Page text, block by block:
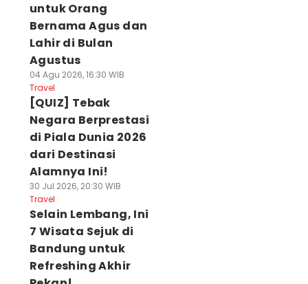
untuk Orang
Bernama Agus dan
Lahir di Bulan
Agustus
04 Agu 2026, 16:30 WIB
Travel
[QUIZ] Tebak
Negara Berprestasi
di Piala Dunia 2026
dari Destinasi
Alamnya Ini!
30 Jul 2026, 20:30 WIB
Travel
Selain Lembang, Ini
7 Wisata Sejuk di
Bandung untuk
Refreshing Akhir